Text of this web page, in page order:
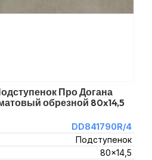
Про Догана
обрезной 80x14,5
DD841790R/4
Подступенок
80x14,5